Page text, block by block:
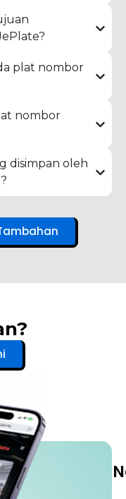
plat nombor
nombor
disimpan oleh